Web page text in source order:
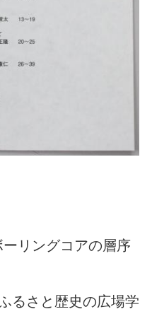
ーリングコアの層序
るさと歴史の広場学